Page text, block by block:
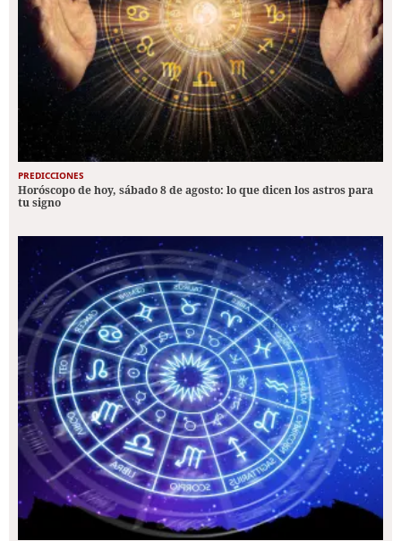
PREDICCIONES
Horóscopo de hoy, sábado 8 de agosto: lo que dicen los astros para
tu signo